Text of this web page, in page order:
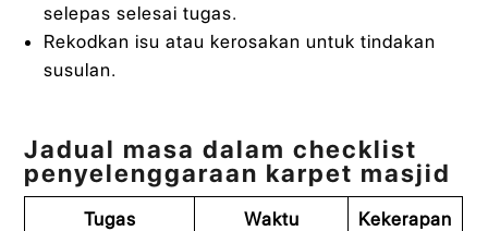
selepas selesai tugas.
Rekodkan isu atau kerosakan untuk tindakan
susulan.
Jadual masa dalam checklist
penyelenggaraan karpet masjid
Tugas Waktu Kekerapan